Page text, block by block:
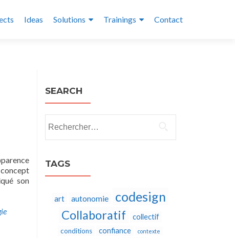
Ideas Solutions Trainings Contact
son
SEARCH
TAGS
art autonomie codesign
Collaboratif collectif
conditions confiance contexte